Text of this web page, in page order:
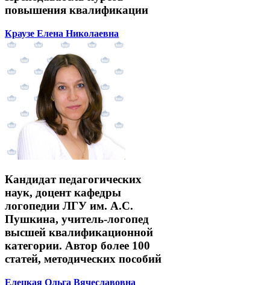
повышения квалификации
Краузе Елена Николаевна
Кандидат педагогических
наук, доцент кафедры
логопедии ЛГУ им. А.С.
Пушкина, учитель-логопед
высшей квалификационной
категории. Автор более 100
статей, методических пособий
Елецкая Ольга Вячеславовна